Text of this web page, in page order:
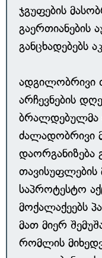
ჯგუფების
გაერთიანების
განცხადებებს
ადგილობრივი
არჩევნების
ბრალდებულმა
ძალადობრივი
დაორგანიზება
საპროტესტო
მოქალაქეებს
მათ მიერ
რომლის